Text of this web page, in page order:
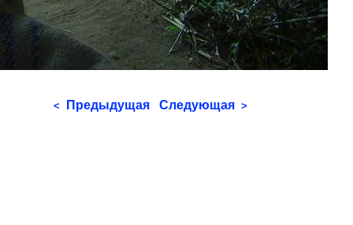
< Предыдущая Следующая >